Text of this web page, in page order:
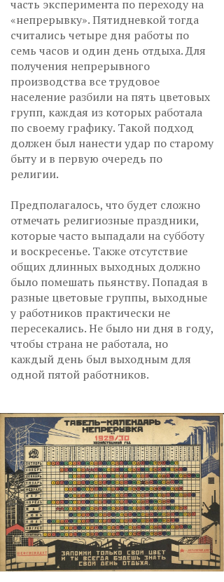
часть эксперимента по переходу на
«непрерывку». Пятидневкой тогда
считались четыре дня работы по
семь часов и один день отдыха. Для
получения непрерывного
производства все трудовое
население разбили на пять цветовых
групп, каждая из которых работала
по своему графику. Такой подход
должен был нанести удар по старому
быту и в первую очередь по
религии.
Предполагалось, что будет сложно
отмечать религиозные праздники,
которые часто выпадали на субботу
и воскресенье. Также отсутствие
общих длинных выходных должно
было помешать пьянству. Попадая в
разные цветовые группы, выходные
у работников практически не
пересекались. Не было ни дня в году,
чтобы страна не работала, но
каждый день был выходным для
одной пятой работников.